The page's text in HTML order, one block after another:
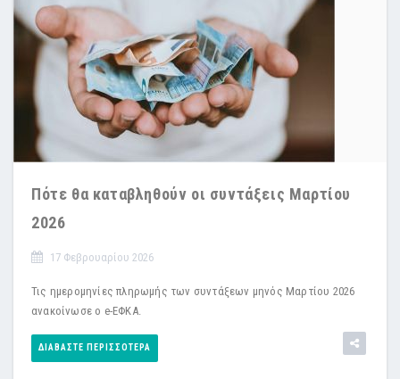
Πότε θα καταβληθούν οι συντάξεις Μαρτίου
2026
17 Φεβρουαρίου 2026
Τις ημερομηνίες πληρωμής των συντάξεων μηνός Μαρτίου 2026
ανακοίνωσε ο e-ΕΦΚΑ.
ΔΙΑΒΆΣΤΕ ΠΕΡΙΣΣΌΤΕΡΑ